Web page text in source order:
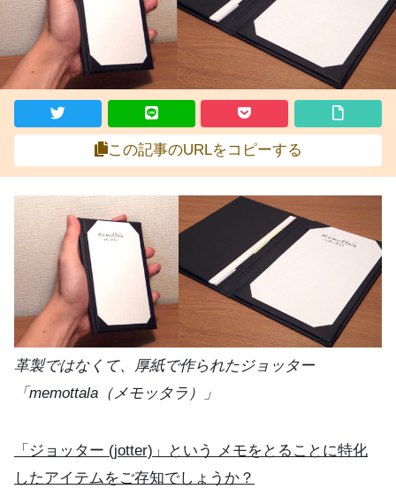
この記事のURLをコピーする
革製ではなくて、厚紙で作られたジョッター
「memottala（メモッタラ）」
「ジョッター (jotter)」という メモをとることに特化
したアイテムをご存知でしょうか？